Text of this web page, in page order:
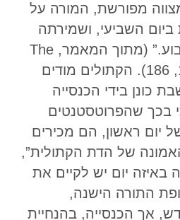
מפורשת, המורה על
השביעי, ושמירתה
ביום הראשון של השבוע.” (מתוך המאמר, The
Lord’s Day, עמ’ 185, 186). הקתולים מודים
כונן בידי הכנסייה
בכך שהפרוטסטנטים
יום ראשון, הם מכירים
של הדת הקתולית”,
יום יש לקיים את
התורה הישנה,
אך הכנסייה, בהנחיית